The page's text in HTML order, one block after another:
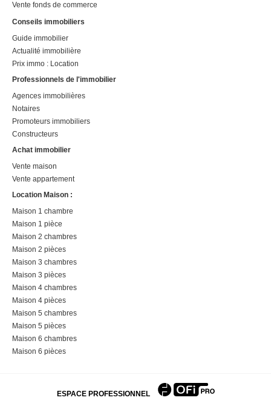
Vente fonds de commerce
Conseils immobiliers
Guide immobilier
Actualité immobilière
Prix immo : Location
Professionnels de l'immobilier
Agences immobilières
Notaires
Promoteurs immobiliers
Constructeurs
Achat immobilier
Vente maison
Vente appartement
Location Maison :
Maison 1 chambre
Maison 1 pièce
Maison 2 chambres
Maison 2 pièces
Maison 3 chambres
Maison 3 pièces
Maison 4 chambres
Maison 4 pièces
Maison 5 chambres
Maison 5 pièces
Maison 6 chambres
Maison 6 pièces
ESPACE PROFESSIONNEL